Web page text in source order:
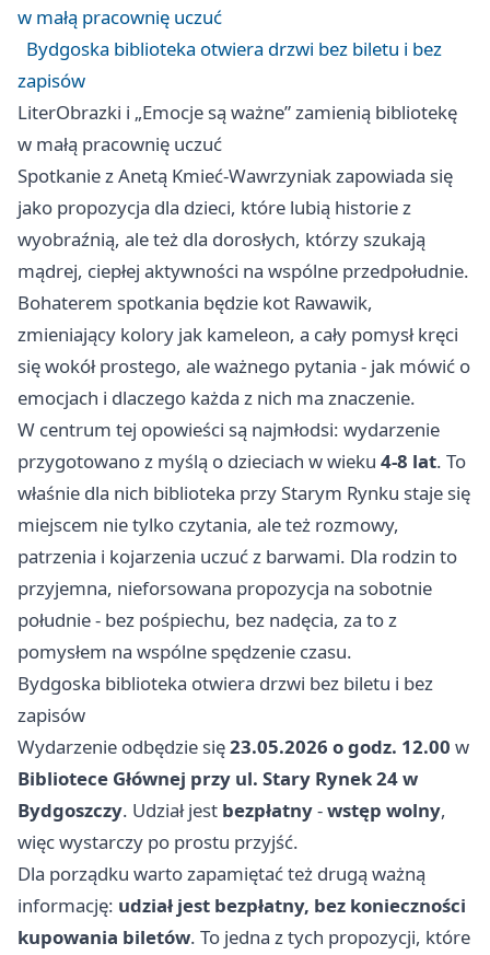
w małą pracownię uczuć
Bydgoska biblioteka otwiera drzwi bez biletu i bez
zapisów
LiterObrazki i „Emocje są ważne” zamienią bibliotekę
w małą pracownię uczuć
Spotkanie z Anetą Kmieć-Wawrzyniak zapowiada się
jako propozycja dla dzieci, które lubią historie z
wyobraźnią, ale też dla dorosłych, którzy szukają
mądrej, ciepłej aktywności na wspólne przedpołudnie.
Bohaterem spotkania będzie kot Rawawik,
zmieniający kolory jak kameleon, a cały pomysł kręci
się wokół prostego, ale ważnego pytania - jak mówić o
emocjach i dlaczego każda z nich ma znaczenie.
W centrum tej opowieści są najmłodsi: wydarzenie
przygotowano z myślą o dzieciach w wieku 4-8 lat. To
właśnie dla nich biblioteka przy Starym Rynku staje się
miejscem nie tylko czytania, ale też rozmowy,
patrzenia i kojarzenia uczuć z barwami. Dla rodzin to
przyjemna, nieforsowana propozycja na sobotnie
południe - bez pośpiechu, bez nadęcia, za to z
pomysłem na wspólne spędzenie czasu.
Bydgoska biblioteka otwiera drzwi bez biletu i bez
zapisów
Wydarzenie odbędzie się23.05.2026 o godz. 12.00 w
Bibliotece Głównej przy ul. Stary Rynek 24 w
Bydgoszczy. Udział jest bezpłatny-wstęp wolny,
więc wystarczy po prostu przyjść.
Dla porządku warto zapamiętać też drugą ważną
informację: udział jest bezpłatny, bez konieczności
kupowania biletów. To jedna z tych propozycji, które